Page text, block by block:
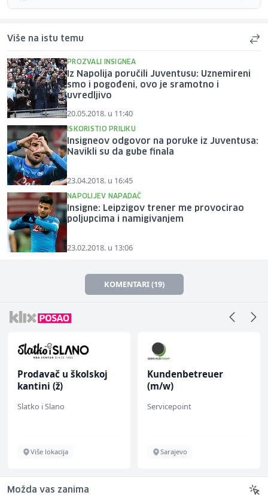
Više na istu temu
PROZVALI INSIGNEA
Iz Napolija poručili Juventusu: Uznemireni
smo i pogođeni, ovo je sramotno i
uvredljivo
20.05.2018. u 11:40
ISKORISTIO PRILIKU
Insigneov odgovor na poruke iz Juventusa:
Navikli su da gube finala
23.04.2018. u 16:45
NAPOLIJEV NAPADAČ
Insigne: Leipzigov trener me provocirao
poljupcima i namigivanjem
23.02.2018. u 13:06
KOMENTARI (19)
Prodavač u školskoj
kantini (ž)
Slatko i Slano
Više lokacija
Kundenbetreuer
(m/w)
Servicepoint
Sarajevo
Možda vas zanima